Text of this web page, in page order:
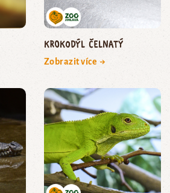
krokodýl čelnatý
Zobrazit více →